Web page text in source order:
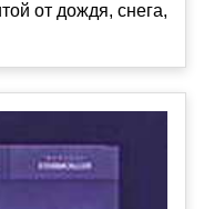
от дождя, снега,